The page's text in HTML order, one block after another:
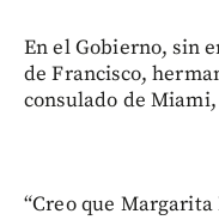
En el Gobierno, sin
de Francisco,
consulado de Miami,
“Creo que Margarita